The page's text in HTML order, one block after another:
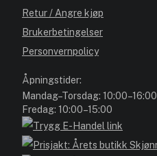
Retur / Angre kjøp
Brukerbetingelser
Personvernpolicy
Åpningstider:
Mandag–Torsdag: 10:00–16:00
Fredag: 10:00–15:00